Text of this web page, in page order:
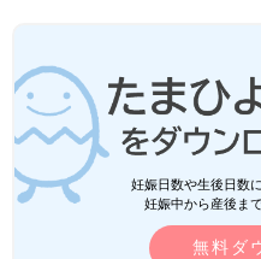
妊娠日数や生後日数
妊娠中から産後ま
無料ダ